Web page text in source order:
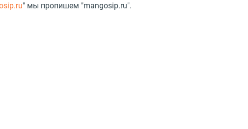
" мы пропишем "mangosip.ru".